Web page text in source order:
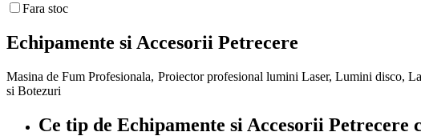
Fara stoc
Echipamente si Accesorii Petrecere
Masina de Fum Profesionala, Proiector profesional lumini Laser, Lumini disco,
si Botezuri
Ce tip de Echipamente si Accesorii Petrecere